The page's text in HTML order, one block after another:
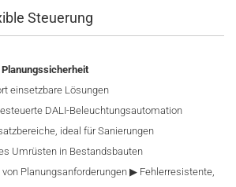
Steuerung
einsetzbare Lösungen
DALI-Beleuchtungsautomation
ideal für Sanierungen
Umrüsten in Bestandsbauten
Planungsanforderungen ▶ Fehlerresistente,